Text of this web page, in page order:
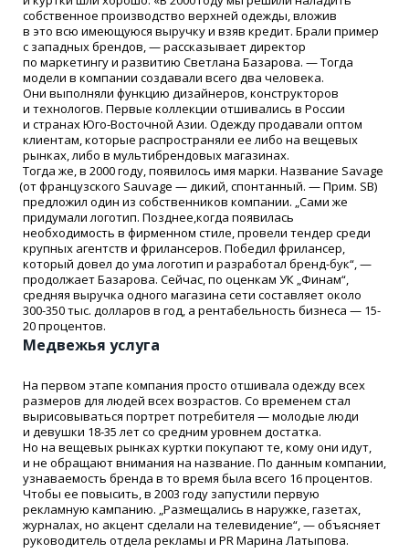
собственное производство верхней одежды, вложив
в это всю имеющуюся выручку и взяв кредит. Брали пример
с западных брендов, — рассказывает директор
по маркетингу и развитию Светлана Базарова. — Тогда
модели в компании создавали всего два человека.
Они выполняли функцию дизайнеров, конструкторов
и технологов. Первые коллекции отшивались в России
и странах Юго-Восточной Азии. Одежду продавали оптом
клиентам, которые распространяли ее либо на вещевых
рынках, либо в мультибрендовых магазинах.
Тогда же, в 2000 году, появилось имя марки. Название Savage
(от французского Sauvage — дикий, спонтанный. — Прим. SB)
предложил один из собственников компании. „Сами же
придумали логотип. Позднее,когда появилась
необходимость в фирменном стиле, провели тендер среди
крупных агентств и фрилансеров. Победил фрилансер,
который довел до ума логотип и разработал бренд-бук“, —
продолжает Базарова. Сейчас, по оценкам УК „Финам“,
средняя выручка одного магазина сети составляет около
300-350 тыс. долларов в год, а рентабельность бизнеса — 15-
20 процентов.
Медвежья услуга
На первом этапе компания просто отшивала одежду всех
размеров для людей всех возрастов. Со временем стал
вырисовываться портрет потребителя — молодые люди
и девушки 18-35 лет со средним уровнем достатка.
Но на вещевых рынках куртки покупают те, кому они идут,
и не обращают внимания на название. По данным компании,
узнаваемость бренда в то время была всего 16 процентов.
Чтобы ее повысить, в 2003 году запустили первую
рекламную кампанию. „Размещались в наружке, газетах,
журналах, но акцент сделали на телевидение“, — объясняет
руководитель отдела рекламы и PR Марина Латыпова.